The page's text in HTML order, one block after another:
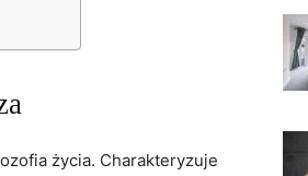
życia. Charakteryzuje